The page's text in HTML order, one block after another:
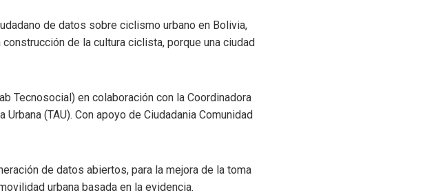
de datos sobre ciclismo urbano en Bolivia,
de la cultura ciclista, porque una ciudad
Tecnosocial) en colaboración con la Coordinadora
(TAU). Con apoyo de Ciudadania Comunidad
de datos abiertos, para la mejora de la toma
urbana basada en la evidencia.